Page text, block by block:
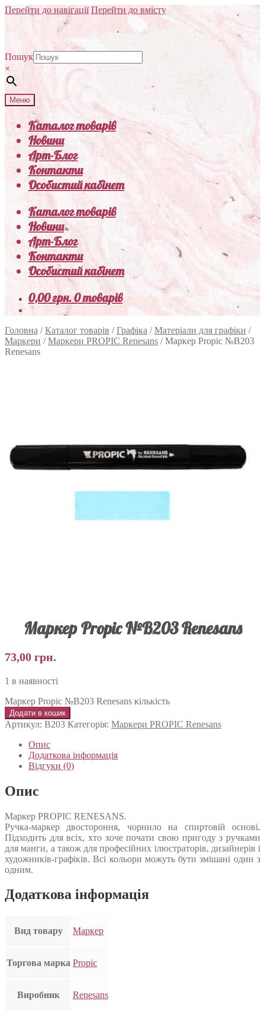
Перейти до навігації Перейти до вмісту
Пошук
×
Меню
Каталог товарів
Новини
Арт-Блог
Контакти
Особистий кабінет
Каталог товарів
Новини
Арт-Блог
Контакти
Особистий кабінет
0,00грн.0 товарів
Головна /Каталог товарів /Графіка /Матеріали для графіки /
Маркери /Маркери PROPIC Renesans /Маркер Propic №B203
Renesans
Маркер Propic №B203 Renesans
73,00 грн.
1 в наявності
Маркер Propic №B203 Renesans кількість
Додати в кошик
Артикул: B203 Категорія: Маркери PROPIC Renesans
Опис
Додаткова інформація
Відгуки (0)
Опис
Маркер PROPIC RENESANS.
Ручка-маркер двостороння, чорнило на спиртовій основі.
Підходить для всіх, хто хоче почати свою пригоду з ручками
для манги, а також для професійних ілюстраторів, дизайнерів і
художників-графіків. Всі кольори можуть бути змішані один з
одним.
Додаткова інформація
Вид товару Маркер
Торгова марка Propic
Виробник Renesans